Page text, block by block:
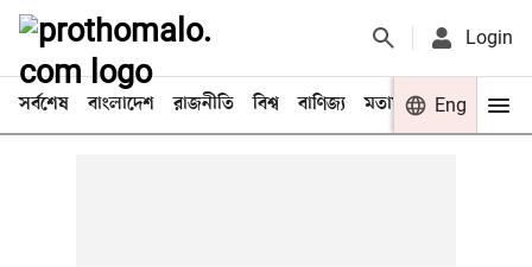
Login
সর্বশেষ বাংলাদেশ রাজনীতি বিশ্ব বাণিজ্য মতামত খেলা
Eng